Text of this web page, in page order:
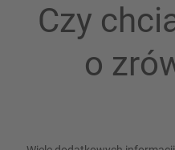
Czy
o